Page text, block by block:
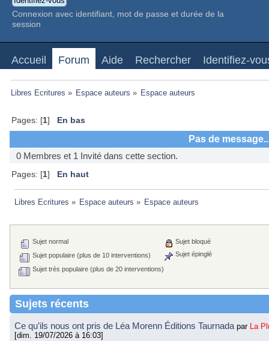
Connexion avec identifiant, mot de passe et durée de la
session
Accueil Forum Aide Rechercher Identifiez-
Libres Ecritures » Espace auteurs » Espace auteurs
Pages: [1] En bas
Pas de
0 Membres et 1 Invité dans cette section.
Pages: [1] En haut
Libres Ecritures » Espace auteurs » Espace auteurs
Sujet normal
Sujet populaire (plus de 10 interventions)
Sujet très populaire (plus de 20 interventions)
Sujet bloqué
Sujet épinglé
Sujets récents
Ce qu’ils nous ont pris de Léa Morenn Éditions Taurnada par La
[dim. 19/07/2026 à 16:03]